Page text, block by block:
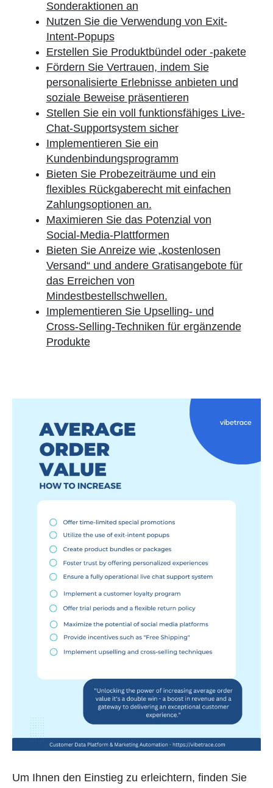
Sonderaktionen an
Nutzen Sie die Verwendung von Exit-
Intent-Popups
Erstellen Sie Produktbündel oder -pakete
Fördern Sie Vertrauen, indem Sie
personalisierte Erlebnisse anbieten und
soziale Beweise präsentieren
Stellen Sie ein voll funktionsfähiges Live-
Chat-Supportsystem sicher
Implementieren Sie ein
Kundenbindungsprogramm
Bieten Sie Probezeiträume und ein
flexibles Rückgaberecht mit einfachen
Zahlungsoptionen an.
Maximieren Sie das Potenzial von
Social-Media-Plattformen
Bieten Sie Anreize wie „kostenlosen
Versand“ und andere Gratisangebote für
das Erreichen von
Mindestbestellschwellen.
Implementieren Sie Upselling- und
Cross-Selling-Techniken für ergänzende
Produkte
Um Ihnen den Einstieg zu erleichtern, finden Sie